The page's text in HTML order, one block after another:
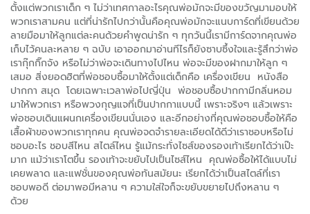
ตั้งแต่พวกเราเด็ก ๆ ไม่ว่าเทศกาลอะไรคุณพ่อมักจะมีของขวัญมามอบให้
พวกเราสามคน แต่ที่น่ารักไปกว่านั้นคือคุณพ่อมักจะแนบการ์ดที่เขียนด้วย
ลายมือมาให้ลูกแต่ละคนด้วยคำพูดน่ารัก ๆ ทุกวันนี้เรามีการ์ดจากคุณพ่อ
เก็บไว้คนละหลาย ๆ ฉบับ เอาออกมาอ่านทีไรก็ยังซาบซึ้งใจและรู้สึกว่าพ่อ
เรากุ๊กกิ๊กจัง หรือไม่ว่าพ่อจะเดินทางไปไหน พ่อจะมีของฝากมาให้ลูก ๆ
เสมอ สิ่งยอดฮิตที่พ่อชอบซื้อมาให้ตั้งแต่เด็กคือ เครื่องเขียน หนังสือ
ปากกา สมุด โดยเฉพาะเวลาพ่อไปญี่ปุ่น พ่อชอบซื้อปากกามีกลิ่นหอม
มาให้พวกเรา หรือพวงกุญแจที่เป็นปากกาแบบนี้ เพราะจริงๆ แล้วเพราะ
พ่อชอบเดินแผนกเครื่องเขียนนั่นเอง และอีกอย่างที่คุณพ่อชอบซื้อให้คือ
เสื้อผ้าของพวกเราทุกคน คุณพ่อจดจำรายละเอียดได้ดีว่าเราชอบหรือไม่
ชอบอะไร ชอบสีไหน สไตล์ไหน รู้แม้กระทั่งไซส์ของรองเท้าเรียกได้ว่าเป๊ะ
มาก แม้ว่าเราโตขึ้น รองเท้าจะขยับไปเป็นไซส์ไหน คุณพ่อซื้อให้ได้แบบไม่
เคยพลาด และแฟชั่นของคุณพ่อทันสมัยนะ เรียกได้ว่าเป็นสไตล์ที่เรา
ชอบพอดี ต่อมาพอมีหลาน ๆ ความใส่ใจก็จะขยับขยายไปถึงหลาน ๆ
ด้วย